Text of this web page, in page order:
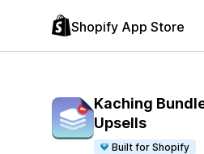
Shopify App Store
Kaching
Upsells
Built for Shopify